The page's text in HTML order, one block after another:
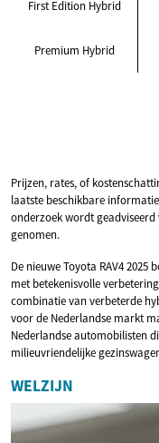
First Edition Hybrid
Premium Hybrid
Prijzen, rates, of
laatste beschikbare
onderzoek wordt
genomen.
De nieuwe Toyota RAV4
met betekenisvolle
combinatie van verbeterde
voor de Nederlandse markt
Nederlandse automobilisten
milieuvriendelijke
WELZIJN